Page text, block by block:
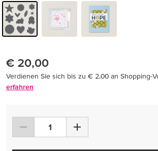
€ 20,00
Verdienen Sie sich bis zu € 2,00 an Shopping-
erfahren